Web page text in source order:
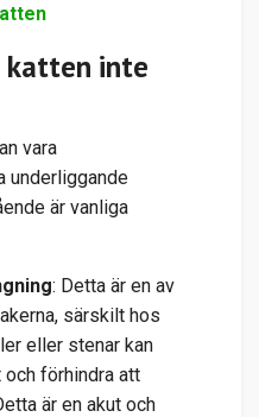
inte
vara
underliggande
är vanliga
: Detta är en av
särskilt hos
eller stenar kan
förhindra att
är en akut och